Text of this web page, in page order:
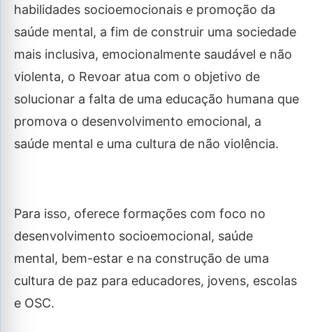
habilidades socioemocionais e promoção da
saúde mental, a fim de construir uma sociedade
mais inclusiva, emocionalmente saudável e não
violenta, o Revoar atua com o objetivo de
solucionar a falta de uma educação humana que
promova o desenvolvimento emocional, a
saúde mental e uma cultura de não violência.
Para isso, oferece formações com foco no
desenvolvimento socioemocional, saúde
mental, bem-estar e na construção de uma
cultura de paz para educadores, jovens, escolas
e OSC.